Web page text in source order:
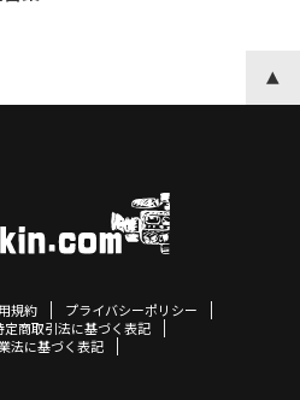
規約
プライバシーポリシー
定商取引法に基づく表記
法に基づく表記